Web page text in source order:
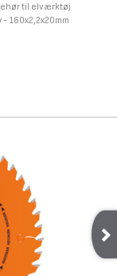
til elværktøj
- 160x2,2x20mm